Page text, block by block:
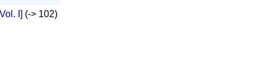
I] (-> 102)